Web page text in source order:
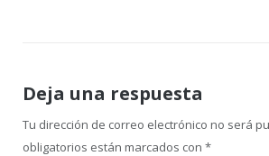
Deja una respuesta
Tu dirección de correo electrónico no será
obligatorios están marcados con *